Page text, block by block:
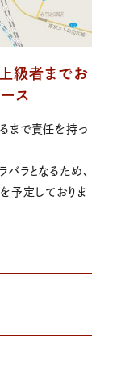
級者までお
ス
まで責任を持っ
ラとなるため、
予定しておりま